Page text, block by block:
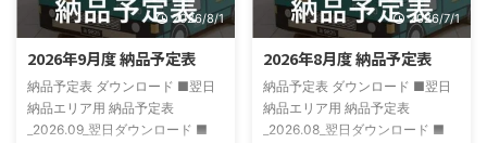
2026/8/1
2026年9月度 納品予定表
納品予定表 ダウンロード ■翌日
納品エリア用 納品予定表
_2026.09_翌日ダウンロード ■
2026/7/1
2026年8月度 納品予定表
納品予定表 ダウンロード ■翌日
納品エリア用 納品予定表
_2026.08_翌日ダウンロード ■